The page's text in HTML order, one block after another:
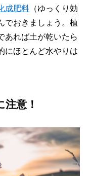
成肥料 （ゆっくり効
でおきましょう。植
あれば土が乾いたら
にほとんど水やりは
意！